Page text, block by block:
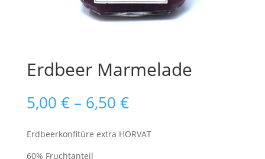
Erdbeer Marmelade
5,00 € – 6,50 €Preisspanne:
5,00 €
bis
6,50 €
Erdbeerkonfitüre extra HORVAT
60% Fruchtanteil